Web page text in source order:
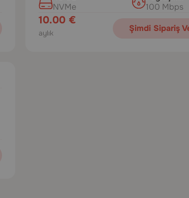
NVMe
100 Mbps
10.00 €
aylık Şimdi Sipariş